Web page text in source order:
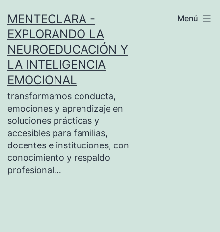
contenido
MENTECLARA -
EXPLORANDO LA
NEUROEDUCACIÓN Y
LA INTELIGENCIA
EMOCIONAL
transformamos conducta,
emociones y aprendizaje en
soluciones prácticas y
accesibles para familias,
docentes e instituciones, con
conocimiento y respaldo
profesional…
Menú